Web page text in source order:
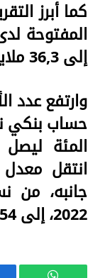
كما أبرز
إلى 36,3 ملايين حساب.
وارتفع عدد
انتقل معدل
2022، إلى 54 في المئة في 2023.